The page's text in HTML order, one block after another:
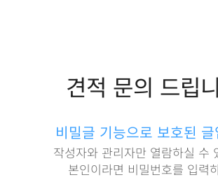
견적 문의 드립
비밀글 기능으로 보호된
작성자와 관리자만 열람하실 수
본인이라면 비밀번호를 입력